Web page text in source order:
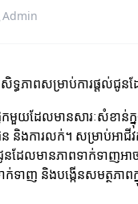
Admin
សិទ្ធភាពសម្រាប់ការផ្តល់ជូន
កមួយដែលមានសារៈសំខាន់ក្នុ
និងការលក់។ សម្រាប់អាជីវ
ែលមានភាពទាក់ទាញអាច
ទាញ និងបង្កើនសមត្ថភាពក្